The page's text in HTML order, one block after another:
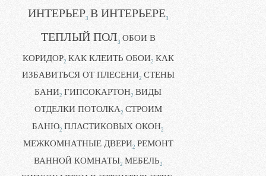
ИНТЕРЬЕР3 В ИНТЕРЬЕРЕ3
ТЕПЛЫЙ ПОЛ3 ОБОИ В
КОРИДОР2 КАК КЛЕИТЬ ОБОИ2 КАК
ИЗБАВИТЬСЯ ОТ ПЛЕСЕНИ2 СТЕНЫ
БАНИ2 ГИПСОКАРТОН2 ВИДЫ
ОТДЕЛКИ ПОТОЛКА2 СТРОИМ
БАНЮ2 ПЛАСТИКОВЫХ ОКОН2
МЕЖКОМНАТНЫЕ ДВЕРИ2 РЕМОНТ
ВАННОЙ КОМНАТЫ2 МЕБЕЛЬ2